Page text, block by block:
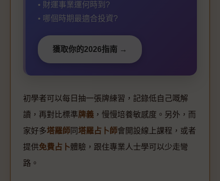
• 財運事業運何時到?
• 哪個時期最適合投資?
獲取你的2026指南 →
初學者可以每日抽一張牌練習，記錄低自己嘅解
讀，再對比標準牌義 ，慢慢培養敏感度。另外，而
家好多塔羅師 同 塔羅占卜師會開設線上課程，或者
提供免費占卜體驗，跟住專業人士學可以少走彎
路。